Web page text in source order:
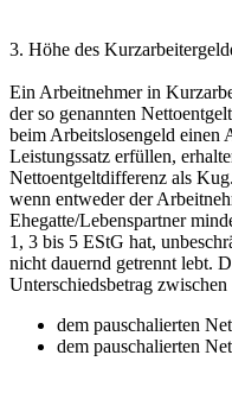
3. Höhe des
Ein Arbeitnehmer in
der so genannten
beim Arbeitslosengeld einen
Leistungssatz erfüllen,
Nettoentgeltdifferenz als
wenn entweder der
Ehegatte/Lebenspartner
1, 3 bis 5 EStG hat,
nicht dauernd getrennt lebt.
Unterschiedsbetrag zwischen
dem pauschalierten
dem pauschalierten